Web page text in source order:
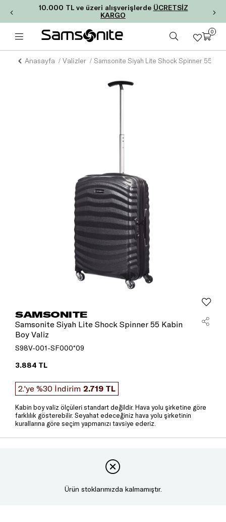
10.000 TL ve üzeri alışverişlerde ÜCRETSİZ
KARGO
0
Anasayfa Valizler
SAMSONITE
Samsonite Siyah Lite Shock Spinner 55 Kabin
Boy Valiz
S98V-001-SF000*09
3.884 TL
2.'ye %30 İndirim 2.719 TL
Kabin boy valiz ölçüleri standart değildir. Hava yolu şirketine göre
farklılık gösterebilir. Seyahat edeceğiniz hava yolu şirketinin
kurallarına göre seçim yapmanızı tavsiye ederiz.
Ürün stoklarımızda kalmamıştır.